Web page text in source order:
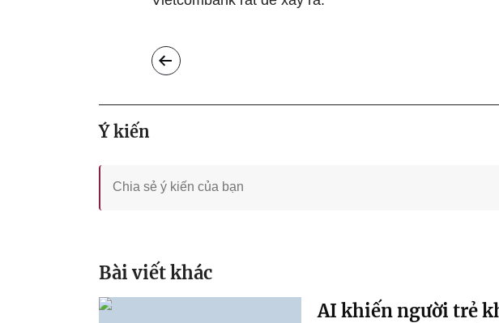
Ý kiến
Bài viết khác
AI khiến người trẻ